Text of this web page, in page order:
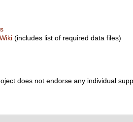
(includes list of required data files)
does not endorse any individual